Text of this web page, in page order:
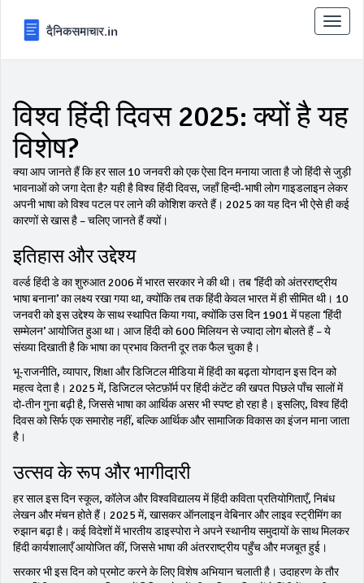
टॉगल
से
विश्व हिंदी दिवस 2025: क्यों है यह
विशेष?
क्या आप जानते हैं कि हर साल 10 जनवरी को एक ऐसा दिन मनाया जाता है जो हिंदी से जुड़ी
भावनाओं को जगा देता है? यही है विश्व हिंदी दिवस, जहाँ हिन्दी‑भाषी लोग गाइडलाइन लेकर
अपनी भाषा को विश्व पटल पर लाने की कोशिश करते हैं। 2025 का यह दिन भी ऐसे ही कई
कारणों से खास है – चलिए जानते हैं क्यों।
इतिहास और उद्देश्य
वर्ल्ड हिंदी डे का शुरुआत 2006 में भारत सरकार ने की थी। तब ‘हिंदी को अंतरराष्ट्रीय
भाषा बनाना’ का लक्ष्य रखा गया था, क्योंकि तब तक हिंदी केवल भारत में ही सीमित थी। 10
जनवरी को इस उद्देश्य के साथ स्थापित किया गया, क्योंकि उस दिन 1901 में पहला ‘हिंदी
सम्मेलन’ आयोजित हुआ था। आज हिंदी को 600 मिलियन से ज्यादा लोग बोलते हैं – ये
संख्या दिखाती है कि भाषा का प्रभाव कितनी दूर तक फैल चुका है।
भू‑राजनीति, व्यापार, शिक्षा और डिजिटल मीडिया में हिंदी का बढ़ता योगदान इस दिन को
महत्व देता है। 2025 में, डिजिटल प्लेटफ़ॉर्म पर हिंदी कंटेंट की खपत पिछले पाँच सालों में
दो‑तीन गुना बढ़ी है, जिससे भाषा का आर्थिक असर भी स्पष्ट हो रहा है। इसलिए, विश्व हिंदी
दिवस को सिर्फ एक समारोह नहीं, बल्कि आर्थिक और सामाजिक विकास का इंजन माना जाता
है।
उत्सव के रूप और भागीदारी
हर साल इस दिन स्कूल, कॉलेज और विश्वविद्यालय में हिंदी कविता प्रतियोगिताएँ, निबंध
लेखन और मंचन होते हैं। 2025 में, खासकर ऑनलाइन वेबिनार और लाइव स्ट्रीमिंग का
रुझान बढ़ा है। कई विदेशों में भारतीय डाइस्पोरा ने अपने स्थानीय समुदायों के साथ मिलकर
हिंदी कार्यशालाएँ आयोजित कीं, जिससे भाषा की अंतरराष्ट्रीय पहुँच और मजबूत हुई।
सरकार भी इस दिन को प्रमोट करने के लिए विशेष अभियान चलाती है। उदाहरण के तौर